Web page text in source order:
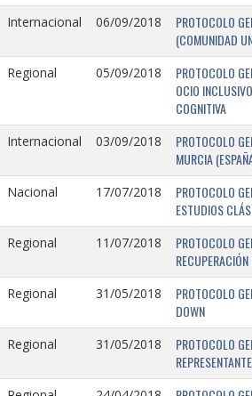
Internacional 06/09/2018
PROTOCOLO
(COMUNIDAD
Regional 05/09/2018
PROTOCOLO
OCIO
COGNITIVA
Internacional 03/09/2018
PROTOCOLO
MURCIA
Nacional 17/07/2018
PROTOCOLO
ESTUDIOS
Regional 11/07/2018
PROTOCOLO
Regional 31/05/2018
PROTOCOLO
DOWN
Regional 31/05/2018
PROTOCOLO